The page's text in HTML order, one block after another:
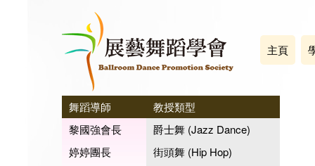
主頁
舞蹈導師
黎國強會長
婷婷團長
教授類型
爵士舞 (Jazz Dance)
街頭舞 (Hip Hop)